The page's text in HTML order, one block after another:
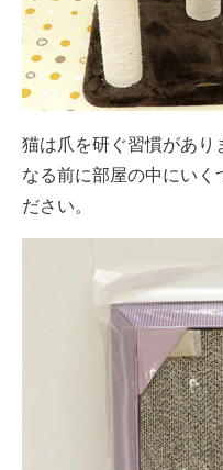
猫は爪を研ぐ習慣があ
なる前に部屋の中にいく
ださい。